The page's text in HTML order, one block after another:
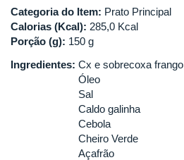
Categoria do Item: Prato Principal
Calorias (Kcal): 285,0 Kcal
Porção (g): 150 g
Ingredientes: Cx e sobrecoxa frango
Óleo
Sal
Caldo galinha
Cebola
Cheiro Verde
Açafrão